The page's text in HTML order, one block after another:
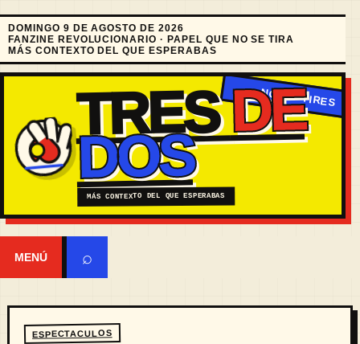
DOMINGO 9 DE AGOSTO DE 2026
FANZINE REVOLUCIONARIO · PAPEL QUE NO SE TIRA
MÁS CONTEXTO DEL QUE ESPERABAS
TRESDE
DOS
MÁS CONTEXTO DEL QUE ESPERABAS
MENÚ ⌕
ESPECTACULOS